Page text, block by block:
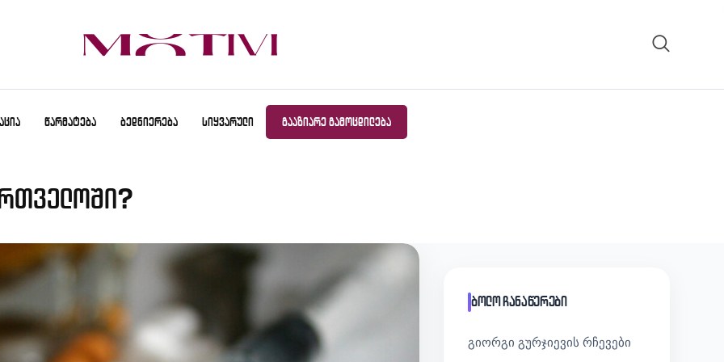
ᲬᲐᲠᲛᲐᲢᲔᲑᲐ ᲑᲔᲓᲜᲘᲔᲠᲔᲑᲐ ᲡᲘᲧᲕᲐᲠᲣᲚᲘ ᲒᲐᲐᲖᲘᲐᲠᲔ ᲒᲐᲛᲝᲪᲓᲘᲚᲔᲑᲐ
ბოლო ჩანაწერები
გიორგი გურჯიევის რჩევები